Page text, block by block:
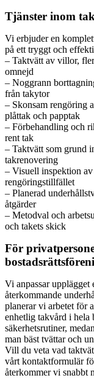
Tjänster inom
Vi erbjuder en
på ett tryggt och
– Taktvätt av villor,
omnejd
– Noggrann
från takytor
– Skonsam rengöring
plåttak och papptak
– Förbehandling och
rent tak
– Taktvätt som grund
takrenovering
– Visuell inspektion
rengöringstillfället
– Planerad
åtgärder
– Metodval och
och takets skick
För
Vi anpassar
återkommande
planerar vi arbetet för
enhetlig takvård i hela
säkerhetsrutiner,
man bäst tvättar och
Vill du veta vad
vårt kontaktformulär
återkommer vi snabbt